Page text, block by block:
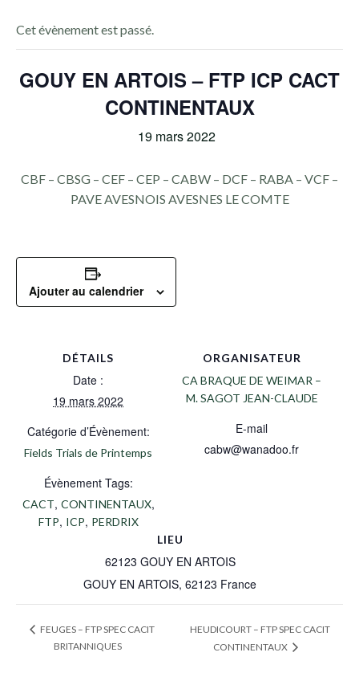
Cet évènement est passé.
GOUY EN ARTOIS – FTP ICP CACT
CONTINENTAUX
19 mars 2022
CBF – CBSG – CEF – CEP – CABW – DCF – RABA – VCF –
PAVE AVESNOIS AVESNES LE COMTE
Ajouter au calendrier
DÉTAILS
Date :
19 mars 2022
Catégorie d’Évènement:
Fields Trials de Printemps
Évènement Tags:
CACT, CONTINENTAUX,
FTP, ICP, PERDRIX
LIEU
62123 GOUY EN ARTOIS
GOUY EN ARTOIS, 62123 France
ORGANISATEUR
CA BRAQUE DE WEIMAR –
M. SAGOT JEAN-CLAUDE
E-mail
cabw@wanadoo.fr
FEUGES – FTP SPEC CACIT
BRITANNIQUES
HEUDICOURT – FTP SPEC CACIT
CONTINENTAUX